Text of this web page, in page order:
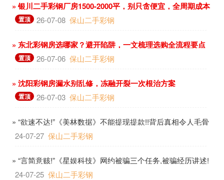
» 银川二手彩钢厂房1500-2000平，别只贪便宜，全周期成本
更关键
置顶 26-07-08 保山二手彩钢
» 东北彩钢房选哪家？避开陷阱，一文梳理选购全流程要点
置顶 26-07-06 保山二手彩钢
» 沈阳彩钢房漏水别乱修，冻融开裂一次根治方案
置顶 26-07-03 保山二手彩钢
» “欲速不达!”《美林数据》不能提现提款!!背后真相令人毛骨
24-07-27 保山二手彩钢
» “言简意赅!”《星娱科技》网约被骗三个任务,被骗经历讲述!
24-07-25 保山二手彩钢